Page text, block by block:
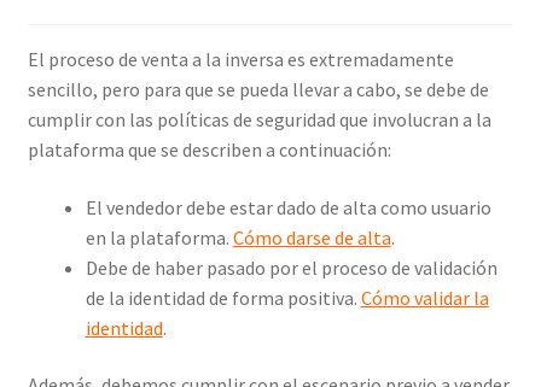
El proceso de venta a la inversa es extremadamente
sencillo, pero para que se pueda llevar a cabo, se debe de
cumplir con las políticas de seguridad que involucran a la
plataforma que se describen a continuación:
El vendedor debe estar dado de alta como usuario
en la plataforma. Cómo darse de alta.
Debe de haber pasado por el proceso de validación
de la identidad de forma positiva. Cómo validar la
identidad.